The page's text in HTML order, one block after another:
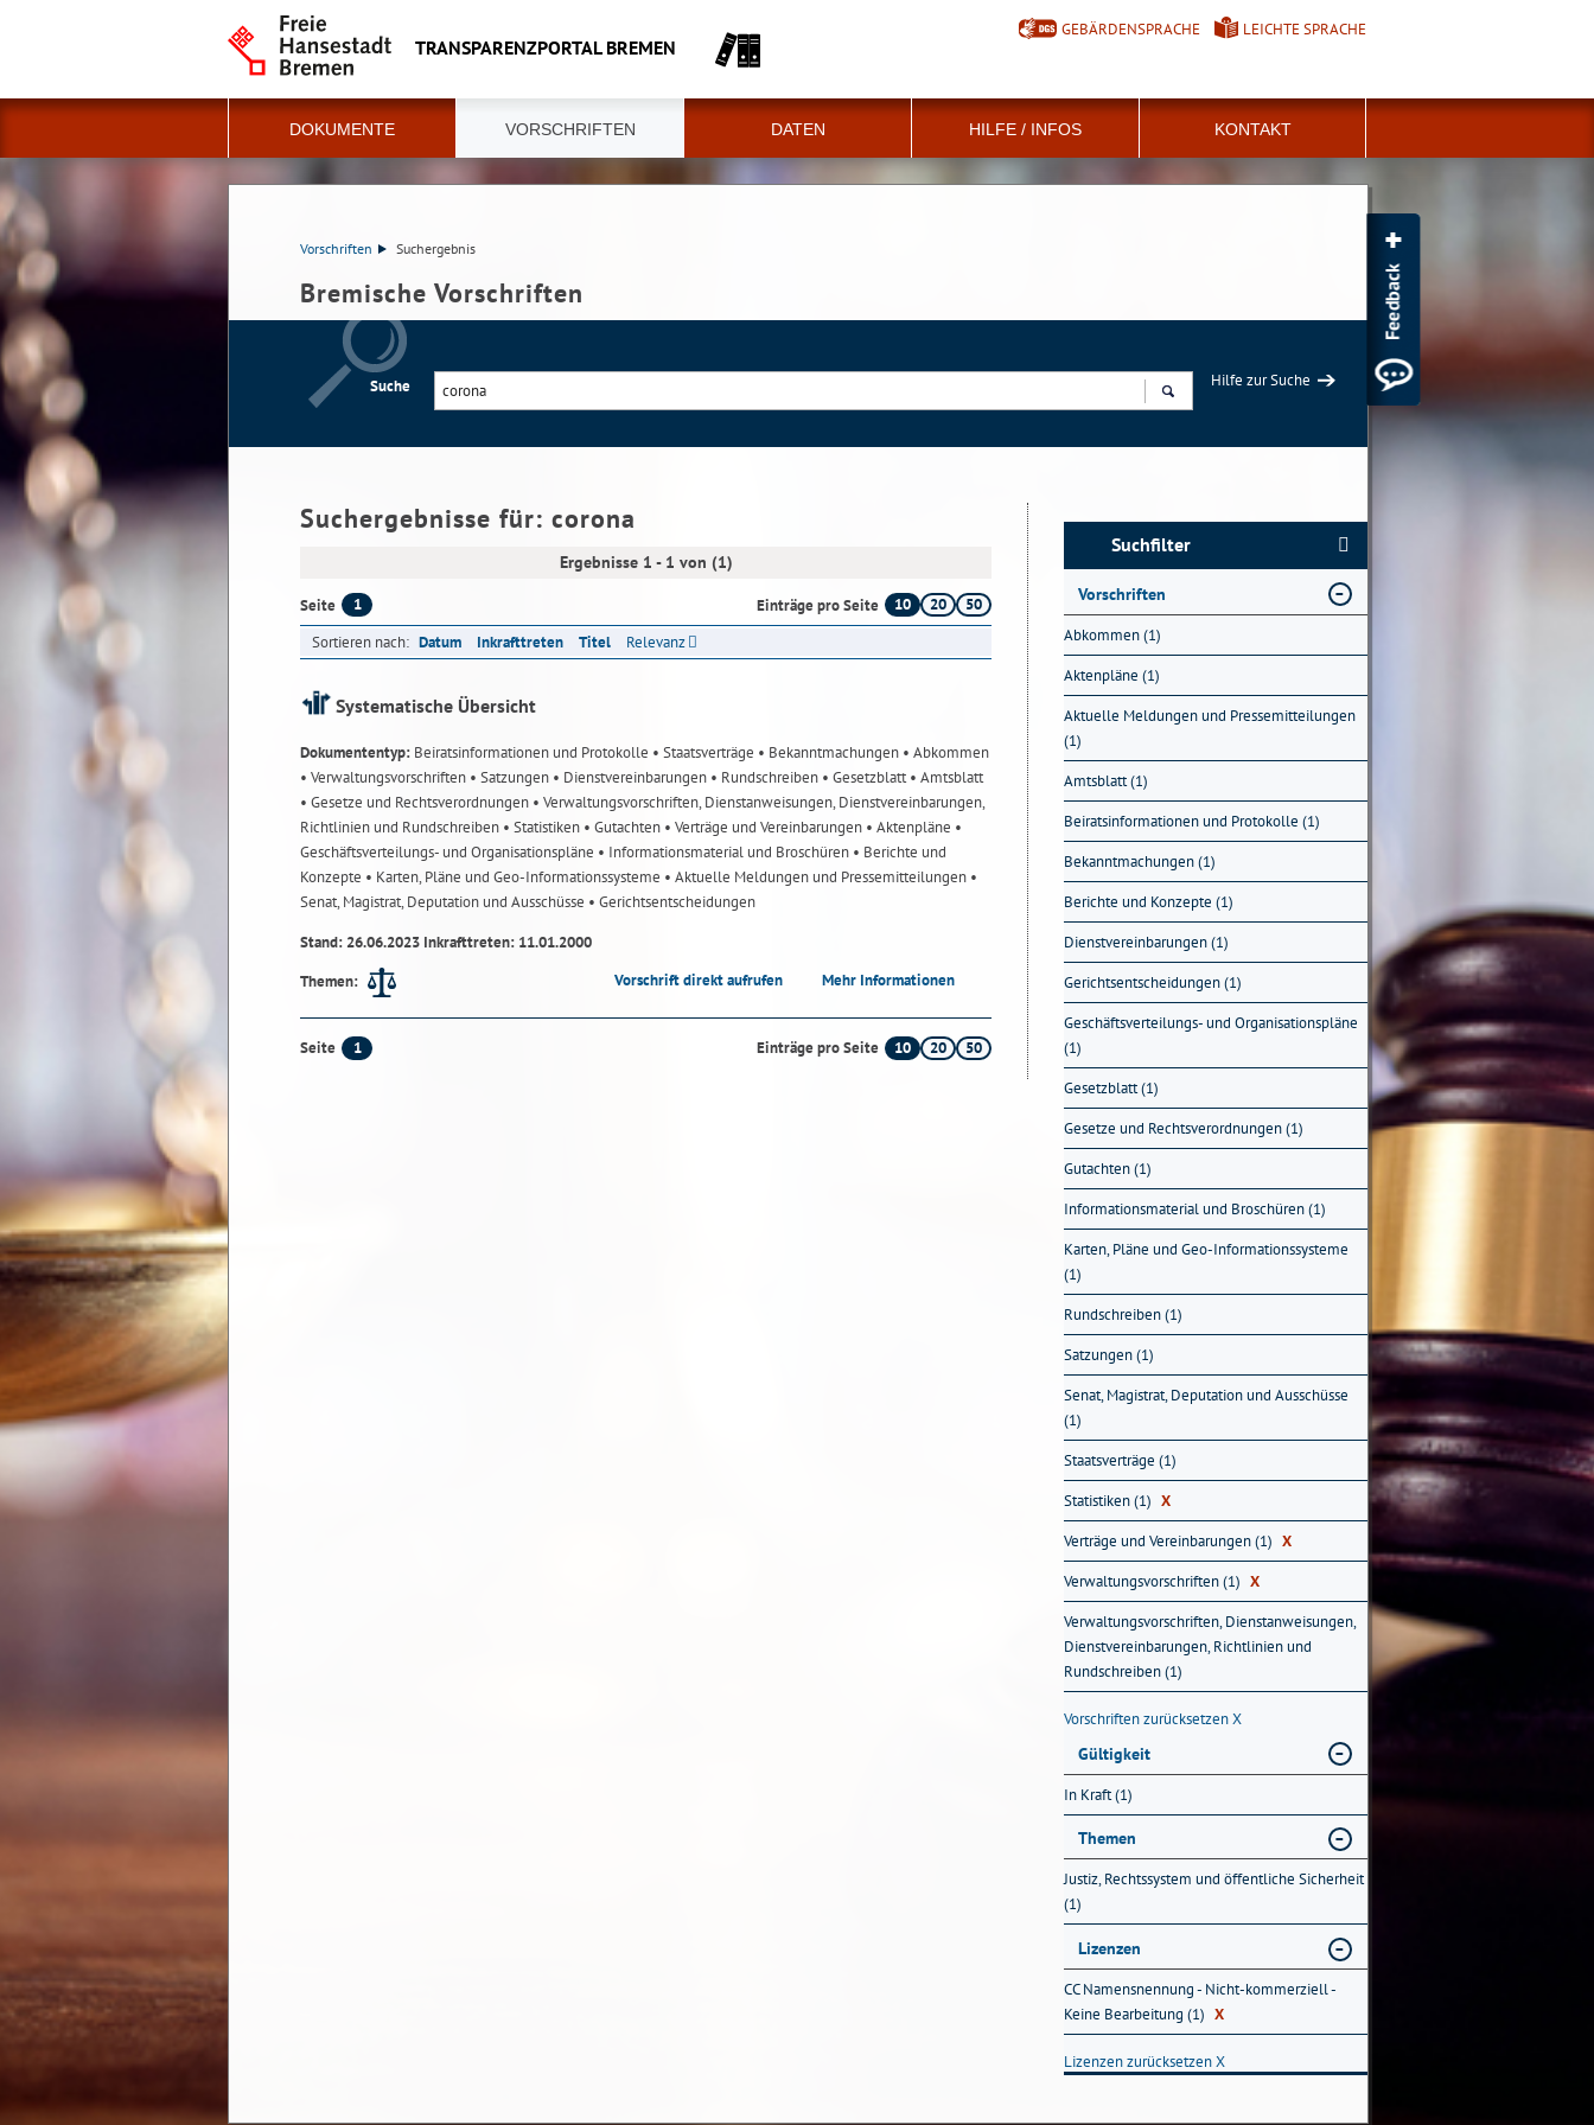
TRANSPARENZPORTAL BREMEN
GEBÄRDENSPRACHE LEICHTE SPRACHE
DOKUMENTE VORSCHRIFTEN DATEN HILFE / INFOS KONTAKT
Vorschriften Suchergebnis
Bremische Vorschriften
Suche
Hilfe zur Suche
Suchergebnisse für: corona
Ergebnisse 1 - 1 von (1)
Seite 1 Einträge pro Seite 10 20
50
Sortieren nach: Datum Inkrafttreten Titel Relevanz
Systematische Übersicht
Dokumententyp: Beiratsinformationen und Protokolle • Staatsverträge • Bekanntmachungen • Abkommen
• Verwaltungsvorschriften • Satzungen • Dienstvereinbarungen • Rundschreiben • Gesetzblatt• Amtsblatt
• Gesetze und Rechtsverordnungen • Verwaltungsvorschriften, Dienstanweisungen, Dienstvereinbarungen,
Richtlinien und Rundschreiben • Statistiken • Gutachten • Verträge und Vereinbarungen • Aktenpläne •
Geschäftsverteilungs- und Organisationspläne • Informationsmaterial und Broschüren • Berichte und
Konzepte • Karten, Pläne und Geo-Informationssysteme • Aktuelle Meldungen und Pressemitteilungen •
Senat, Magistrat, Deputation und Ausschüsse • Gerichtsentscheidungen
Stand: 26.06.2023 Inkrafttreten: 11.01.2000
Themen:
Vorschrift direkt aufrufen Mehr Informationen
Seite 1 Einträge pro Seite 10 20 50
Suchfilter
Vorschriften
Abkommen (1)
Aktenpläne (1)
Aktuelle Meldungen und Pressemitteilungen
(1)
Amtsblatt (1)
Beiratsinformationen und Protokolle (1)
Bekanntmachungen (1)
Berichte und Konzepte (1)
Dienstvereinbarungen (1)
Gerichtsentscheidungen (1)
Geschäftsverteilungs- und Organisationspläne
(1)
Gesetzblatt (1)
Gesetze und Rechtsverordnungen (1)
Gutachten (1)
Informationsmaterial und Broschüren (1)
Karten, Pläne und Geo-Informationssysteme
(1)
Rundschreiben (1)
Satzungen (1)
Senat, Magistrat, Deputation und Ausschüsse
(1)
Staatsverträge (1)
Statistiken (1) X
Verträge und Vereinbarungen (1) X
Verwaltungsvorschriften (1) X
Verwaltungsvorschriften, Dienstanweisungen,
Dienstvereinbarungen, Richtlinien und
Rundschreiben (1)
Vorschriften zurücksetzenX
Gültigkeit
In Kraft (1)
Themen
Justiz, Rechtssystem und öffentliche Sicherheit
(1)
Lizenzen
CC Namensnennung - Nicht-kommerziell -
Keine Bearbeitung (1) X
Lizenzen zurücksetzenX